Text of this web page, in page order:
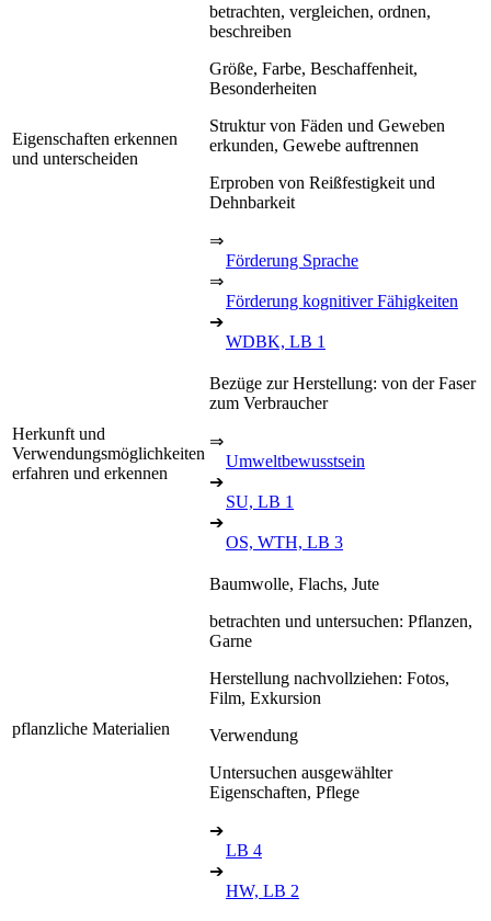
Eigenschaften erkennen
und unterscheiden
betrachten, vergleichen, ordnen,
beschreiben
Größe, Farbe, Beschaffenheit,
Besonderheiten
Struktur von Fäden und Geweben
erkunden, Gewebe auftrennen
Erproben von Reißfestigkeit und
Dehnbarkeit
⇒
Förderung Sprache
⇒
Förderung kognitiver Fähigkeiten
➔
WDBK, LB 1
Herkunft und
Verwendungsmöglichkeiten
erfahren und erkennen
Bezüge zur Herstellung: von der Faser
zum Verbraucher
⇒
Umweltbewusstsein
➔
SU, LB 1
➔
OS, WTH, LB 3
pflanzliche Materialien
Baumwolle, Flachs, Jute
betrachten und untersuchen: Pflanzen,
Garne
Herstellung nachvollziehen: Fotos,
Film, Exkursion
Verwendung
Untersuchen ausgewählter
Eigenschaften, Pflege
➔
LB 4
➔
HW, LB 2